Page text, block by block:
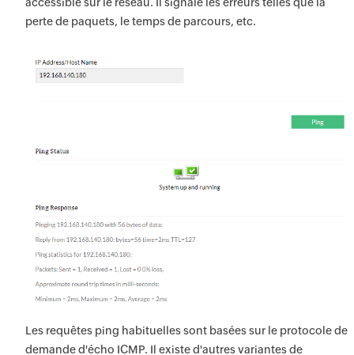
perte de paquets, le temps de parcours, etc.
Les requêtes ping habituelles sont basées sur le protocole de
demande d'écho ICMP. Il existe d'autres variantes de